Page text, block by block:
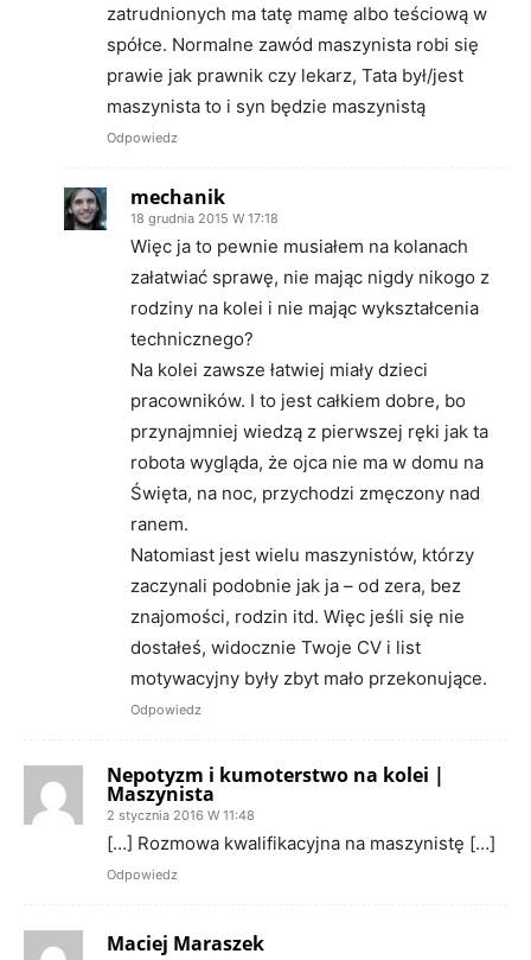
zatrudnionych ma tatę mamę albo teściową w
spółce. Normalne zawód maszynista robi się
prawie jak prawnik czy lekarz, Tata był/jest
maszynista to i syn będzie maszynistą
Odpowiedz
mechanik
18 grudnia 2015 W 17:18
Więc ja to pewnie musiałem na kolanach
załatwiać sprawę, nie mając nigdy nikogo z
rodziny na kolei i nie mając wykształcenia
technicznego?
Na kolei zawsze łatwiej miały dzieci
pracowników. I to jest całkiem dobre, bo
przynajmniej wiedzą z pierwszej ręki jak ta
robota wygląda, że ojca nie ma w domu na
Święta, na noc, przychodzi zmęczony nad
ranem.
Natomiast jest wielu maszynistów, którzy
zaczynali podobnie jak ja – od zera, bez
znajomości, rodzin itd. Więc jeśli się nie
dostałeś, widocznie Twoje CV i list
motywacyjny były zbyt mało przekonujące.
Odpowiedz
Nepotyzm i kumoterstwo na kolei |
Maszynista
2 stycznia 2016 W 11:48
[…] Rozmowa kwalifikacyjna na maszynistę […]
Odpowiedz
Maciej Maraszek